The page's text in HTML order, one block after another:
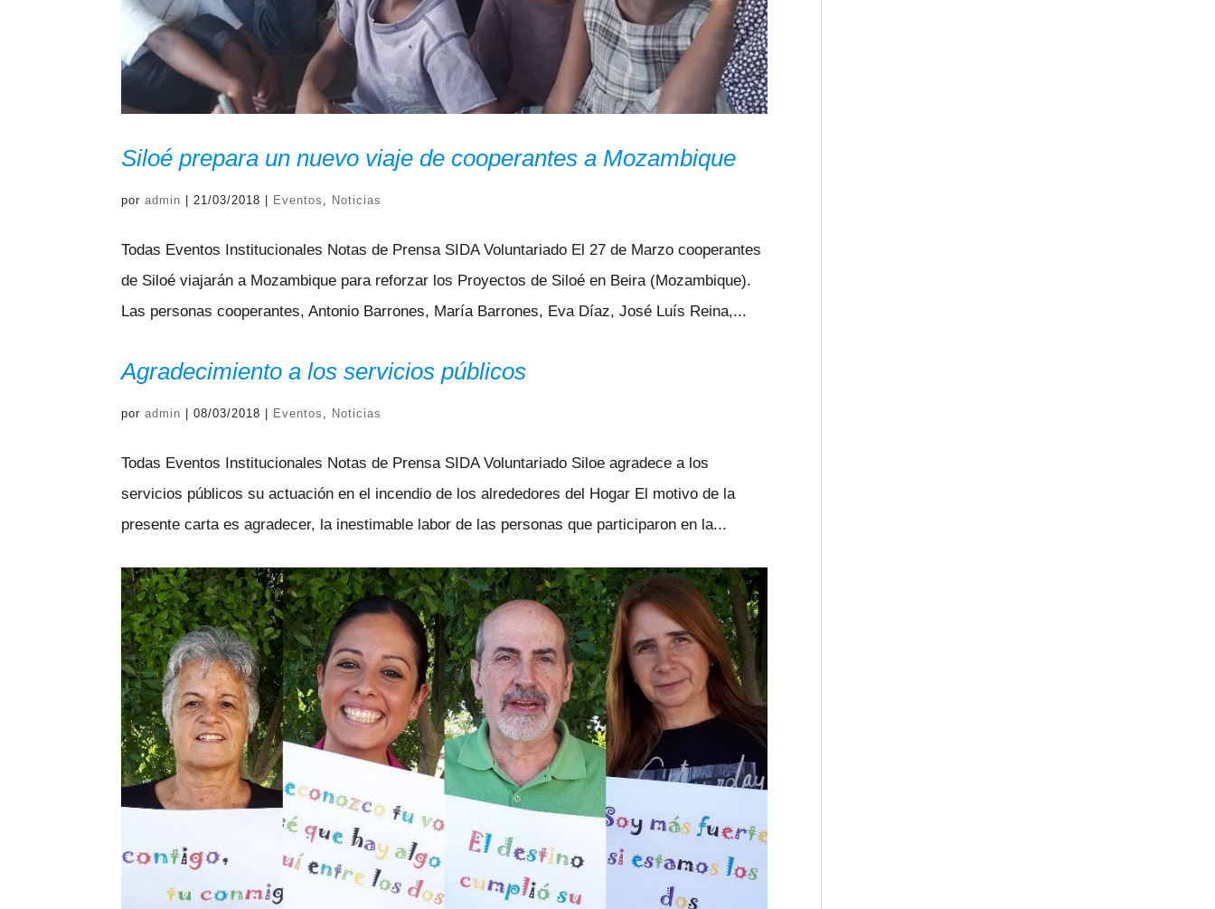
Siloé prepara un nuevo viaje de cooperantes a Mozambique
poradmin | 21/03/2018 | Eventos Noticias
Todas Eventos Institucionales Notas de Prensa SIDA Voluntariado El 27 de Marzo cooperantes
de Siloé viajarán a Mozambique para reforzar los Proyectos de Siloé en Beira (Mozambique).
Las personas cooperantes, Antonio Barrones, María Barrones, Eva Díaz, José Luís Reina,...
Agradecimiento a los servicios públicos
poradmin |08/03/2018 | Eventos Noticias
Todas Eventos Institucionales Notas de Prensa SIDA Voluntariado Siloe agradece a los
servicios públicos su actuación en el incendio de los alrededores del Hogar El motivo de la
presente carta es agradecer, la inestimable labor de las personas que participaron en la...